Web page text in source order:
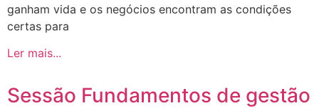
ganham vida e os negócios encontram as condições
certas para
Ler mais...
Sessão Fundamentos de gestão